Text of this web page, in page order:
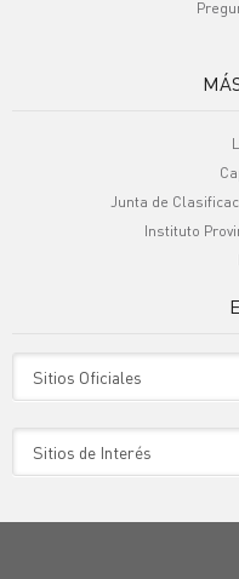
Junta de
Instituto